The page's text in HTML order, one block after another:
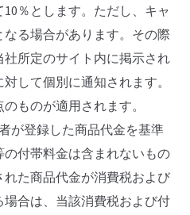
％とします。ただし、キャ
る場合があります。その際
所定のサイト内に掲示され
して個別に通知されます。
ものが適用されます。
が登録した商品代金を基準
付帯料金は含まれないもの
た商品代金が消費税および
合は、当該消費税および付